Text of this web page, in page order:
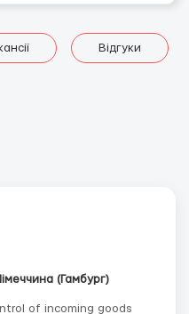
Відгуки
(Гамбург)